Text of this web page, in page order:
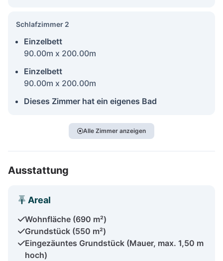
Schlafzimmer 2
Einzelbett
90.00m x 200.00m
Einzelbett
90.00m x 200.00m
Dieses Zimmer hat ein eigenes Bad
Alle Zimmer anzeigen
Ausstattung
Areal
Wohnfläche (690 m²)
Grundstück (550 m²)
Eingezäuntes Grundstück (Mauer, max. 1,50 m
hoch)